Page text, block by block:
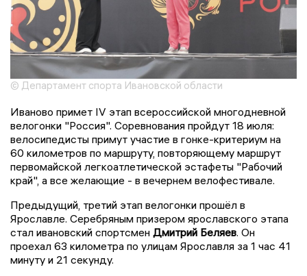
© Департамент спорта Ивановской области
Иваново примет IV этап всероссийской многодневной
велогонки "Россия". Соревнования пройдут 18 июля:
велосипедисты примут участие в гонке-критериум на
60 километров по маршруту, повторяющему маршрут
первомайской легкоатлетической эстафеты "Рабочий
край", а все желающие - в вечернем велофестивале.
Предыдущий, третий этап велогонки прошёл в
Ярославле. Серебряным призером ярославского этапа
стал ивановский спортсмен Дмитрий Беляев. Он
проехал 63 километра по улицам Ярославля за 1 час 41
минуту и 21 секунду.